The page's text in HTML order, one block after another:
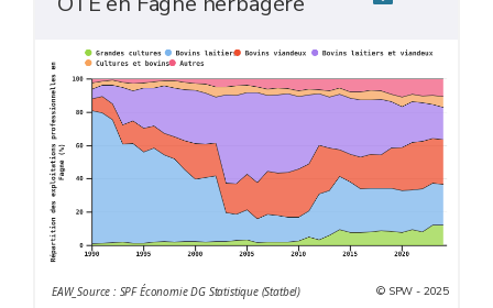
EAW_Source : SPF Économie DG Statistique (Statbel) © SPW - 2025